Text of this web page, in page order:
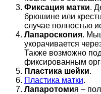
Фиксация матки.
брюшине или
случае полностью
Лапароскопия.
укорачивается
Также возможно
фиксированным
Пластика шейки.
Пластика матки.
Лапаротомия –